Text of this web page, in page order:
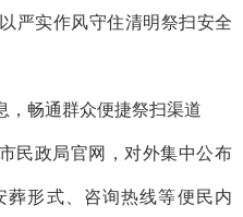
严实作风守住清明祭扫安全
，畅通群众便捷祭扫渠道
民政局官网，对外集中公布
形式、咨询热线等便民内